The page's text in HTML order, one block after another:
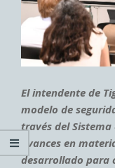
El intendente de
modelo de
través del
avances en
desarrollado para